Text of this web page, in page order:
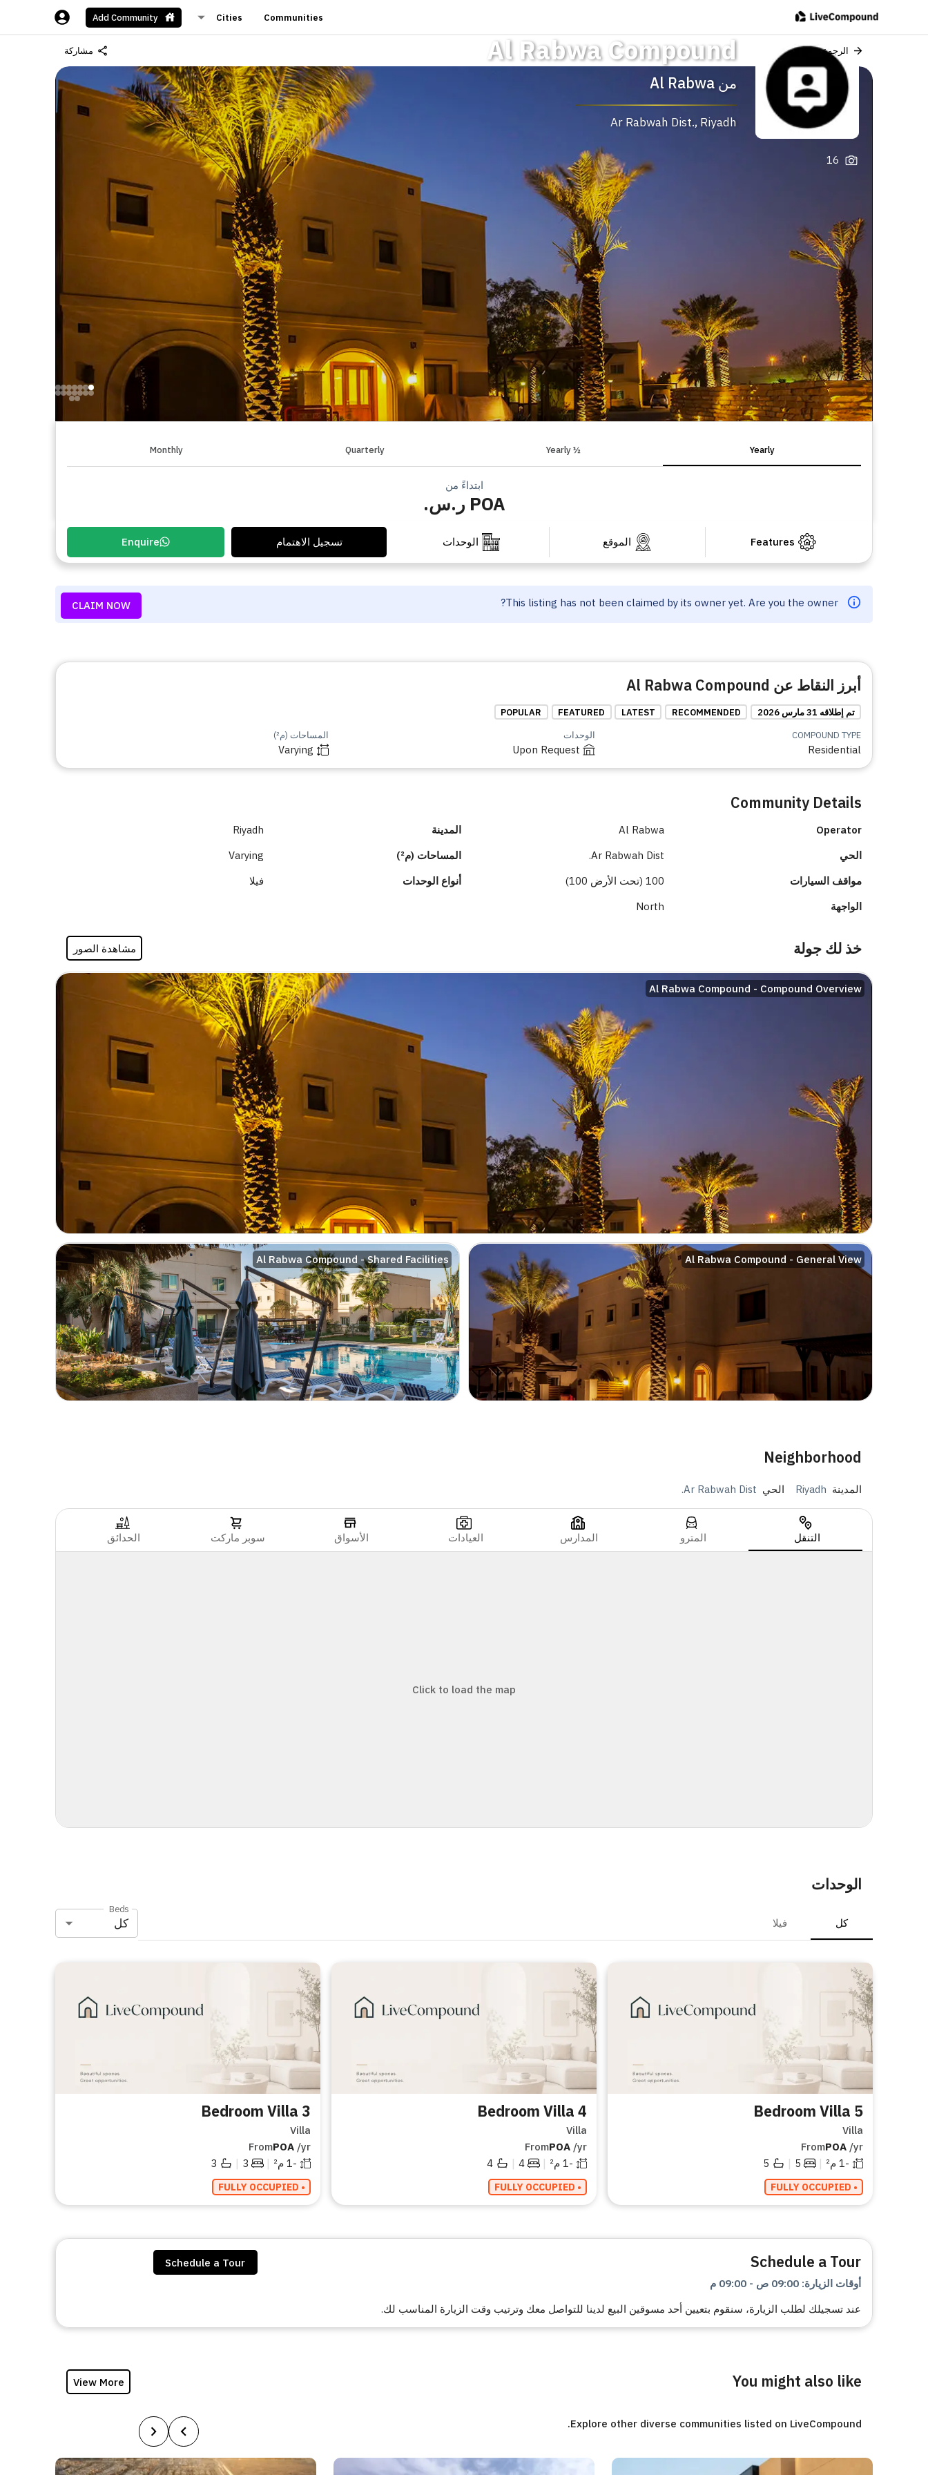
Communities
Cities
Add Community
الرجوع مشاركة Al Rabwa Compound
من Al Rabwa
Ar Rabwah Dist., Riyadh
16
Yearly
½ Yearly
Quarterly
Monthly
ابتداءً من
POA ر.س.
Features الموقع الوحدات تسجيل الاهتمام Enquire
This listing has not been claimed by its owner yet. Are you the owner?
CLAIM NOW
أبرز النقاط عن Al Rabwa Compound
تم إطلاقه 31 مارس 2026 RECOMMENDED
LATEST
FEATURED
POPULAR
COMPOUND TYPE
Residential
الوحدات
Upon Request
المساحات (م²)
Varying
Community Details
Operator
Al Rabwa المدينة
Riyadh
الحي
Ar Rabwah Dist. المساحات (م²)
Varying
مواقف السيارات
100 (تحت الأرض 100) أنواع الوحدات
فيلا
الواجهة
North
خذ لك جولة مشاهدة الصور
Al Rabwa Compound - Compound Overview
Al Rabwa Compound - General View
Al Rabwa Compound - Shared Facilities
Neighborhood
المدينة Riyadh الحي Ar Rabwah Dist.
التنقل المترو المدارس العيادات الأسواق سوبر ماركت الحدائق
Click to load the map
الوحدات
كل فيلا
Beds
كل
5 Bedroom Villa
Villa
FromPOA /yr
-1
م² |
5
|
5
• FULLY OCCUPIED
4 Bedroom Villa
Villa
FromPOA /yr
-1
م² |
4
|
4
• FULLY OCCUPIED
3 Bedroom Villa
Villa
FromPOA /yr
-1
م² |
3
|
3
• FULLY OCCUPIED
Schedule a Tour
أوقات الزيارة: 09:00 ص - 09:00 م
Schedule a Tour
عند تسجيلك لطلب الزيارة، سنقوم بتعيين أحد مسوقين البيع لدينا للتواصل معك وترتيب وقت الزيارة المناسب لك.
You might also like
View More
Explore other diverse communities listed on LiveCompound.